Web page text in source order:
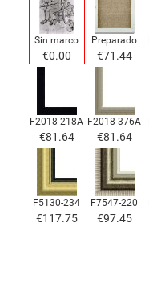
Sin marco
€0.00
Preparado
€71.44
F2018-218A
€81.64
F2018-376A
€81.64
F5130-234
€117.75
F7547-220
€97.45